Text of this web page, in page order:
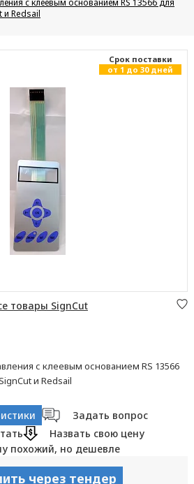
с клеевым основанием RS 13566 для
и Redsail
Cрок поставки
от 1 до 30 дней
товары SignCut
с клеевым основанием RS 13566
и Redsail
Задать вопрос
Назвать свою цену
похожий, но дешевле
через тендер